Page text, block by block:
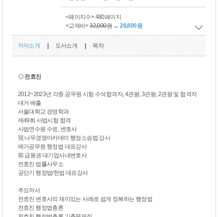
<페이지수> 480페이지
<교재비>32,000원 →28,800원
저자소개 | 도서소개 | 목차
◎전효진
2012~2023년 각종 공무원 시험 수석합격자, 4관왕, 3관왕, 2관왕 및 합격자
대거 배출
서울대학교 경영학과
제49회 사법시험 합격
사법연수원 수료, 변호사
現 나무경영아카데미 행정소송법 강사
메가공무원 행정법 대표강사
前 금융권 대기업사내변호사
전효진 법률사무소
공단기 행정법/헌법 대표강사
주요저서
전효진 변호사의 재미있는 사례로 쉽게 정복하는 행정법
전효진 행정법총론